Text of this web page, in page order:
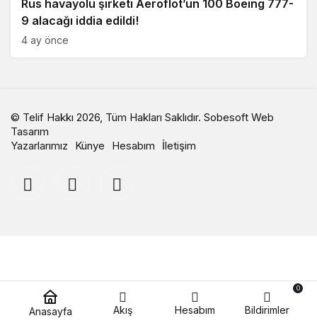
Rus havayolu şirketi Aeroflot’un 100 Boeing 777-
9 alacağı iddia edildi!
4 ay önce
© Telif Hakkı 2026, Tüm Hakları Saklıdır. Sobesoft Web
Tasarım
Yazarlarımız
Künye Hesabım İletişim
Anasayfa Akış Hesabım Bildirimler
0